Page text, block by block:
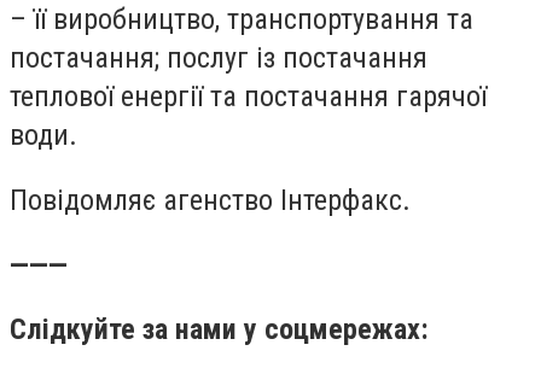
– її виробництво, транспортування та
постачання; послуг із постачання
теплової енергії та постачання гарячої
води.
Повідомляє агенство Інтерфакс.
———
Слідкуйте за нами у соцмережах: